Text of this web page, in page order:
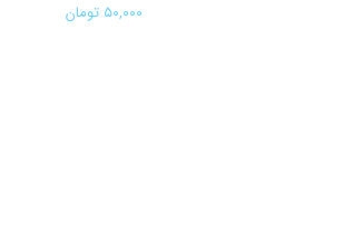
۵۰,۰۰۰ تومان